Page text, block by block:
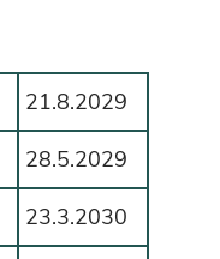
21.8.2029
28.5.2029
23.3.2030